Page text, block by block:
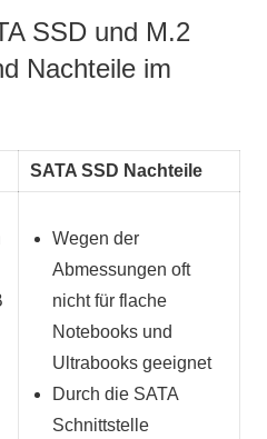
SSD und M.2
Nachteile im
SATA SSD Nachteile
Wegen der
Abmessungen oft
nicht für flache
Notebooks und
Ultrabooks geeignet
Durch die SATA
Schnittstelle